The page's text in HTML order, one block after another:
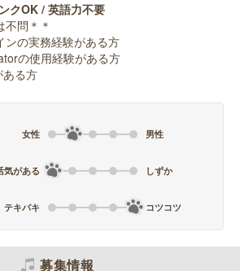
クOK / 英語力不要
不問＊＊
ンの実務経験がある方
の使用経験がある方
ある方
女性 男性
気がある しずか
テキパキ コツコツ
募集情報